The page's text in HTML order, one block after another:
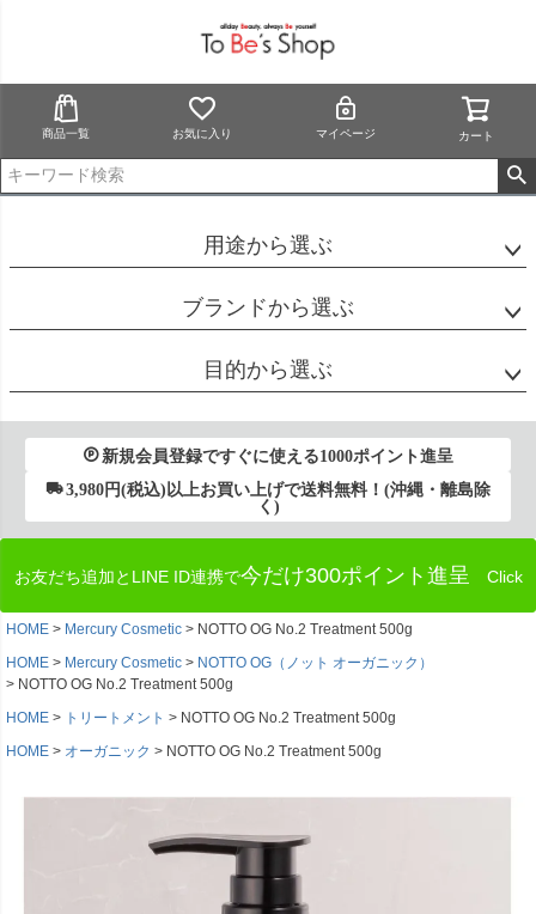
商品一覧 お気に入り マイページ カート
用途から選ぶ
ブランドから選ぶ
目的から選ぶ
新規会員登録ですぐに使える1000ポイント進呈
3,980円(税込)以上お買い上げで送料無料！(沖縄・離島除
く)
お友だち追加とLINE ID連携で今だけ300ポイント進呈 Click
HOME Mercury Cosmetic
NOTTO OG No.2 Treatment 500g
HOME
Mercury Cosmetic
NOTTO OG（ノット オーガニック）
NOTTO OG No.2 Treatment 500g
HOME
トリートメント
NOTTO OG No.2 Treatment 500g
HOME
オーガニック NOTTO OG No.2 Treatment 500g